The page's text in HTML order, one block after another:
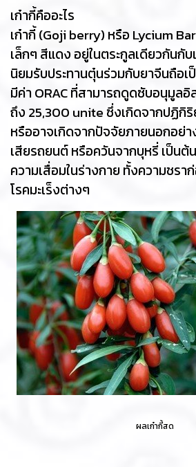
เก๋ากี้คืออะไร
เก๋ากี้ (Goji berry) หรือ Lycium
เล็กๆ สีแดง อยู่ในตระกูลเดียวกันกั
นิยมรับประทานตุ๋นร่วมกับยาจีนถือเ
มีค่า ORAC ที่สามารถดูดซับอนุมูลอิ
ถึง 25,300 unite ซึ่งเกิดจากปฏิกิริ
หรืออาจเกิดจากปัจจัยภายนอกอย่
เสียรถยนต์ หรือควันจากบุหรี่ เป็นต้
ความเสื่อมในร่างกาย ทั้งความชรา
โรคมะเร็งต่างๆ
ผลเก๋ากี้สด